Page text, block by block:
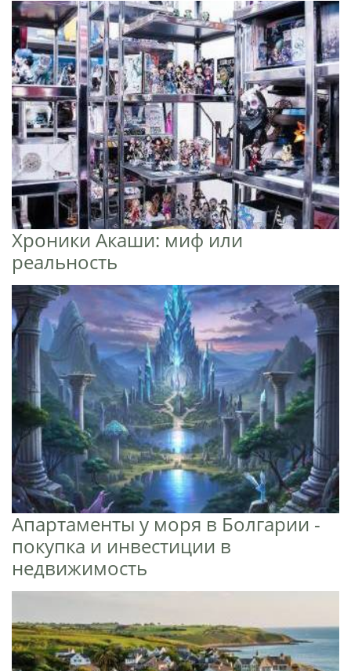
Хроники Акаши: миф или
реальность
Апартаменты у моря в Болгарии -
покупка и инвестиции в
недвижимость